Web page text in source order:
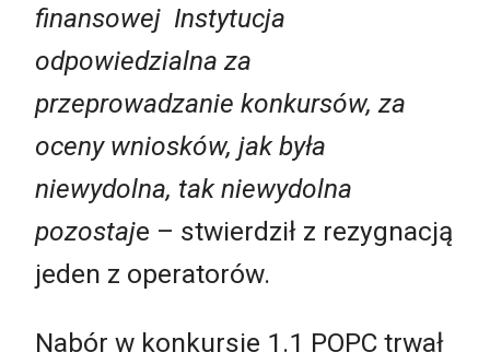
finansowej Instytucja
odpowiedzialna za
przeprowadzanie konkursów, za
oceny wniosków, jak była
niewydolna, tak niewydolna
pozostaje – stwierdził z rezygnacją
jeden z operatorów.
Nabór w konkursie 1.1 POPC trwał